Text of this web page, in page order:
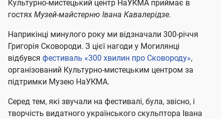
Культурно-мистецький центр НаУКМА приймає в
гостях Музей-майстерню Івана Кавалерідзе.
Наприкінці минулого року ми відзначали 300-річчя
Григорія Сковороди. З цієї нагоди у Могилянці
відбувся фестиваль «300 хвилин про Сковороду»,
організований Культурно-мистецьким центром за
підтримки Музею НаУКМА.
Серед тем, які звучали на фестивалі, була, звісно, і
творчість видатного українського скульптора Івана